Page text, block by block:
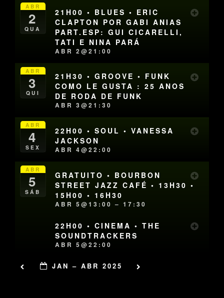
ABR
2
QUA
21H00 • BLUES • ERIC
CLAPTON POR GABI ANIAS
PART.ESP: GUI CICARELLI,
TATI E NINA PARÁ
ABR 2@21:00
ABR
3
QUI
21H30 • GROOVE • FUNK
COMO LE GUSTA : 25 ANOS
DE RODA DE FUNK
ABR 3@21:30
ABR
4
SEX
22H00 • SOUL • VANESSA
JACKSON
ABR 4@22:00
ABR
5
SÁB
GRATUITO • BOURBON
STREET JAZZ CAFÉ • 13H30 •
15H00 • 16H30
ABR 5@13:00 – 17:30
22H00 • CINEMA • THE
SOUNDTRACKERS
ABR 5@22:00
JAN – ABR 2025